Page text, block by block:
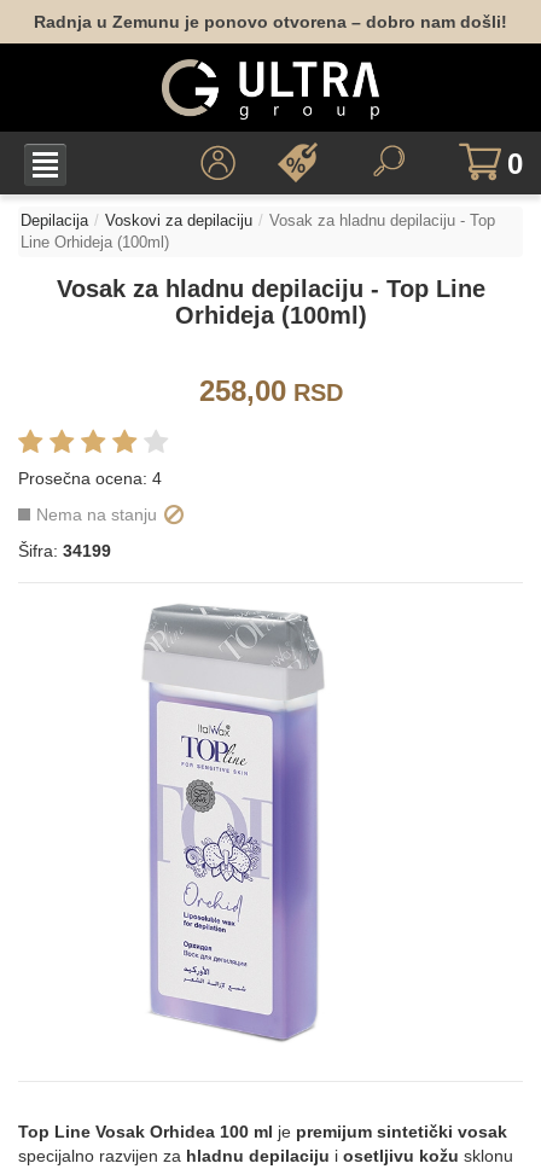
Radnja u Zemunu je ponovo otvorena – dobro nam došli!
0
Depilacija Voskovi za depilaciju
Vosak za hladnu depilaciju - Top
Line Orhideja (100ml)
Vosak za hladnu depilaciju - Top Line
Orhideja (100ml)
258,00RSD
Prosečna ocena: 4
Nema na stanju
Šifra: 34199
Top Line Vosak Orhidea 100 ml je premijum sintetički vosak
specijalno razvijen za hladnu depilaciju i osetljivu kožu sklonu